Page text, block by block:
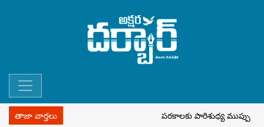
తాజా వార్తలు పరకాలకు పారిశుధ్య ముప్పు